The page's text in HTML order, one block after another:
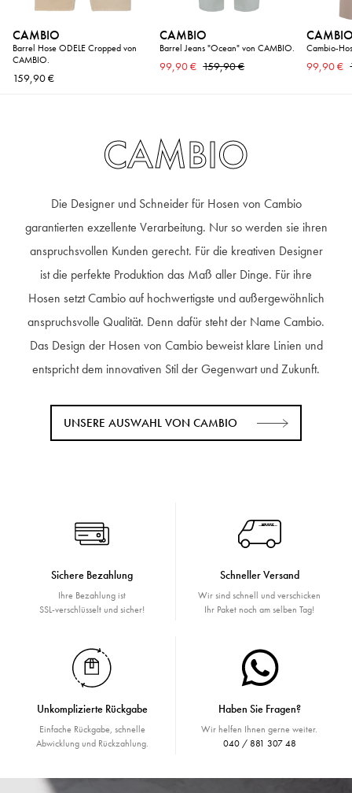
CAMBIO
Barrel Hose ODELE Cropped von
CAMBIO.
159,90 €
CAMBIO
Barrel Jeans "Ocean" von CAMBIO.
99,90 € 159,90 €
Cambio-
99,90 €
CAMBIO
Die Designer und Schneider für Hosen von Cambio
garantierten exzellente Verarbeitung. Nur so werden sie ihren
anspruchsvollen Kunden gerecht. Für die kreativen Designer
ist die perfekte Produktion das Maß aller Dinge. Für ihre
Hosen setzt Cambio auf hochwertigste und außergewöhnlich
anspruchsvolle Qualität. Denn dafür steht der Name Cambio.
Das Design der Hosen von Cambio beweist klare Linien und
entspricht dem innovativen Stil der Gegenwart und Zukunft.
UNSERE AUSWAHL VON CAMBIO
Sichere Bezahlung
Ihre Bezahlung ist
SSL-verschlüsselt und sicher!
Schneller Versand
Wir sind schnell und verschicken
Ihr Paket noch am selben Tag!
Unkomplizierte Rückgabe
Einfache Rückgabe, schnelle
Abwicklung und Rückzahlung.
Haben Sie Fragen?
Wir helfen Ihnen gerne weiter.
040 / 881 307 48